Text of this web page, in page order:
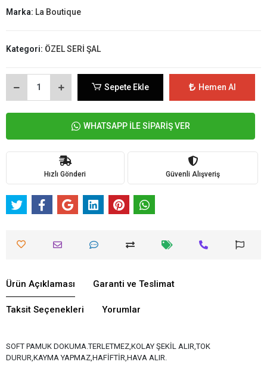
Marka: La Boutique
Kategori: ÖZEL SERİ ŞAL
Sepete Ekle Hemen Al
WHATSAPP İLE SİPARİŞ VER
Hızlı Gönderi Güvenli Alışveriş
Ürün Açıklaması Garanti ve Teslimat
Taksit Seçenekleri Yorumlar
SOFT PAMUK DOKUMA.TERLETMEZ,KOLAY ŞEKİL ALIR,TOK
DURUR,KAYMA YAPMAZ,HAFİFTİR,HAVA ALIR.